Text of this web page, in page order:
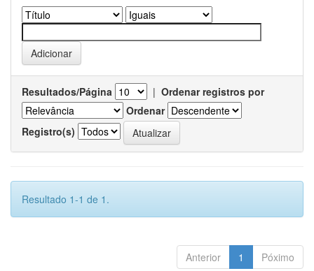
Resultados/Página | Ordenar registros por
Ordenar
Registro(s)
Resultado 1-1 de 1.
Anterior 1 Póximo